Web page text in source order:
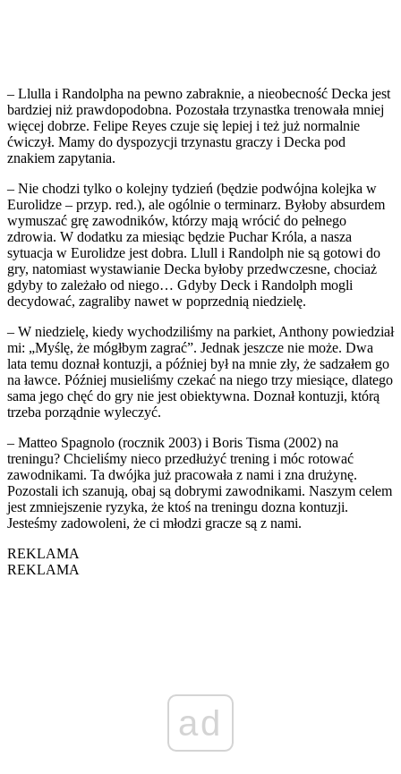
– Llulla i Randolpha na pewno zabraknie, a nieobecność Decka jest
bardziej niż prawdopodobna. Pozostała trzynastka trenowała mniej
więcej dobrze. Felipe Reyes czuje się lepiej i też już normalnie
ćwiczył. Mamy do dyspozycji trzynastu graczy i Decka pod
znakiem zapytania.
– Nie chodzi tylko o kolejny tydzień (będzie podwójna kolejka w
Eurolidze – przyp. red.), ale ogólnie o terminarz. Byłoby absurdem
wymuszać grę zawodników, którzy mają wrócić do pełnego
zdrowia. W dodatku za miesiąc będzie Puchar Króla, a nasza
sytuacja w Eurolidze jest dobra. Llull i Randolph nie są gotowi do
gry, natomiast wystawianie Decka byłoby przedwczesne, chociaż
gdyby to zależało od niego… Gdyby Deck i Randolph mogli
decydować, zagraliby nawet w poprzednią niedzielę.
– W niedzielę, kiedy wychodziliśmy na parkiet, Anthony powiedział
mi: „Myślę, że mógłbym zagrać”. Jednak jeszcze nie może. Dwa
lata temu doznał kontuzji, a później był na mnie zły, że sadzałem go
na ławce. Później musieliśmy czekać na niego trzy miesiące, dlatego
sama jego chęć do gry nie jest obiektywna. Doznał kontuzji, którą
trzeba porządnie wyleczyć.
– Matteo Spagnolo (rocznik 2003) i Boris Tisma (2002) na
treningu? Chcieliśmy nieco przedłużyć trening i móc rotować
zawodnikami. Ta dwójka już pracowała z nami i zna drużynę.
Pozostali ich szanują, obaj są dobrymi zawodnikami. Naszym celem
jest zmniejszenie ryzyka, że ktoś na treningu dozna kontuzji.
Jesteśmy zadowoleni, że ci młodzi gracze są z nami.
REKLAMA
REKLAMA
ad